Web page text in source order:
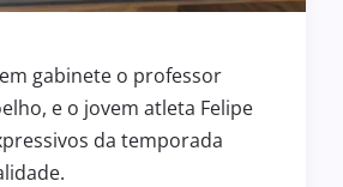
gabinete o professor
e o jovem atleta Felipe
da temporada